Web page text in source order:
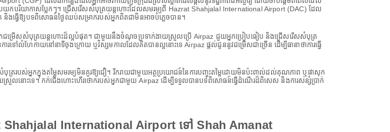
រូបយកបរិយាកាសប្លែកៗ។ ជ្រើសរើសសំបុត្រយន្តហោះដែលសមរម្យពី Hazrat Shahjalal International Airport (DAC) ដែល
និងធ្វើឱ្យបទពិសោធន៍ថ្ងៃឈប់សម្រាករបស់អ្នកពិតជាមិនអាចបំភ្លេចបាន។
ែងរកជម្រើសសំបុត្រយន្តហោះដ៏ល្អបំផុត។ ជាមួយនឹងចំណុចប្រទាក់ងាយស្រួលប្រើ Airpaz ជួយអ្នកប្រៀបធៀប និងជ្រើសរើសសំបុត្រ
ៅលំហែកាយនៅនាទីចុងក្រោយ ឬវិស្សមកាលដែលគិតបានល្អនោះទេ Airpaz ផ្តល់ជូននូវជម្រើសជាច្រើន ដើម្បីធានាថាការធ្វើ
ត្ររបស់អ្នកក្នុងតម្លៃសមរម្យមិនគួរឱ្យជឿ។ រីករាយជាមួយអត្ថប្រយោជន៍នៃការបញ្ចុះតម្លៃដោយមិនប៉ះពាល់ដល់គុណភាព ឬផាសុក
ស្រួលនោះទេ។ កក់ជើងហោះហើរថោករបស់អ្នកជាមួយ Airpaz ដើម្បីទទួលបានបទពិសោធន៍ធ្វើដំណើរដ៏ពិសេស និងការសន្សំប្រាក់
Shahjalal International Airport ទៅ Shah Amanat